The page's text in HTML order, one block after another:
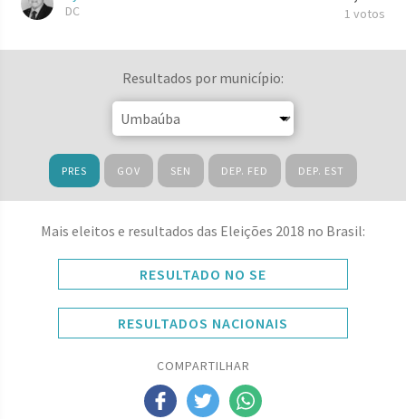
DC 1 votos
Resultados por município:
PRES GOV SEN DEP. FED DEP. EST
Mais eleitos e resultados das Eleições 2018 no Brasil:
RESULTADO NO SE
RESULTADOS NACIONAIS
COMPARTILHAR